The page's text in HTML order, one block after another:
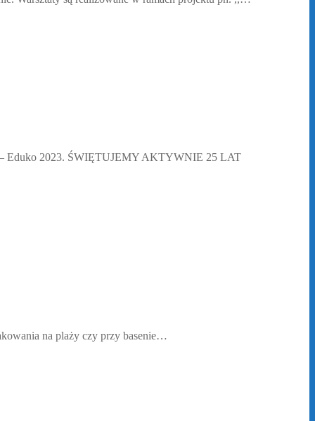
– Eduko 2023. ŚWIĘTUJEMY AKTYWNIE 25 LAT
na plaży czy przy basenie…